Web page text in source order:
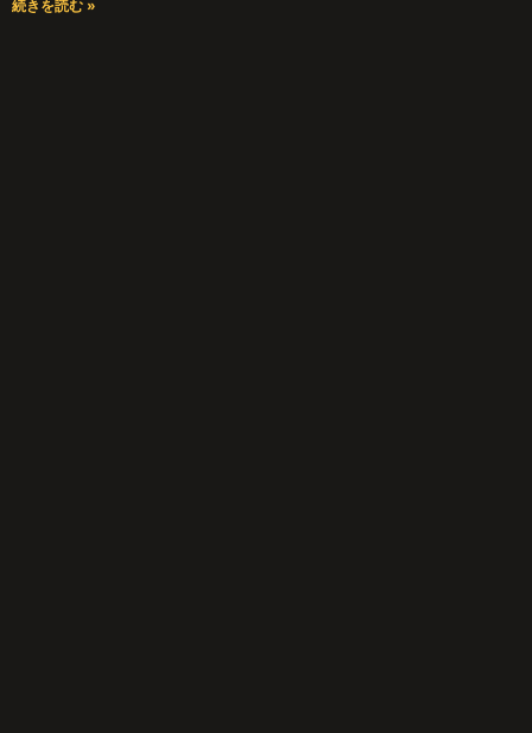
続きを読む »